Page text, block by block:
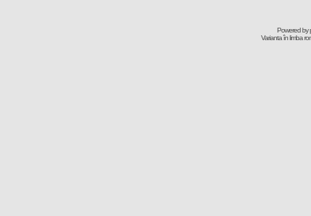
Powered by
Varianta în limba